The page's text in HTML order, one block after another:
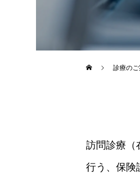
診療のご
訪問診療（
行う、保険